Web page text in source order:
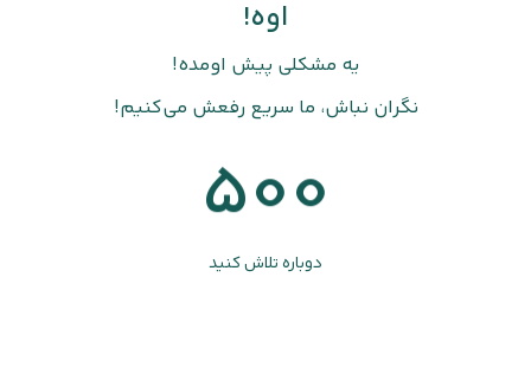
اوه!
یه مشکلی پیش اومده!
نگران نباش، ما سریع رفعش می‌کنیم!
500
دوباره تلاش کنید